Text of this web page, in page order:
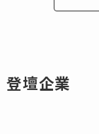
登壇企業